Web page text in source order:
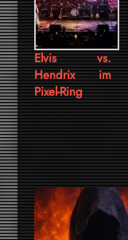
Elvis vs.
Hendrix im
Pixel-Ring